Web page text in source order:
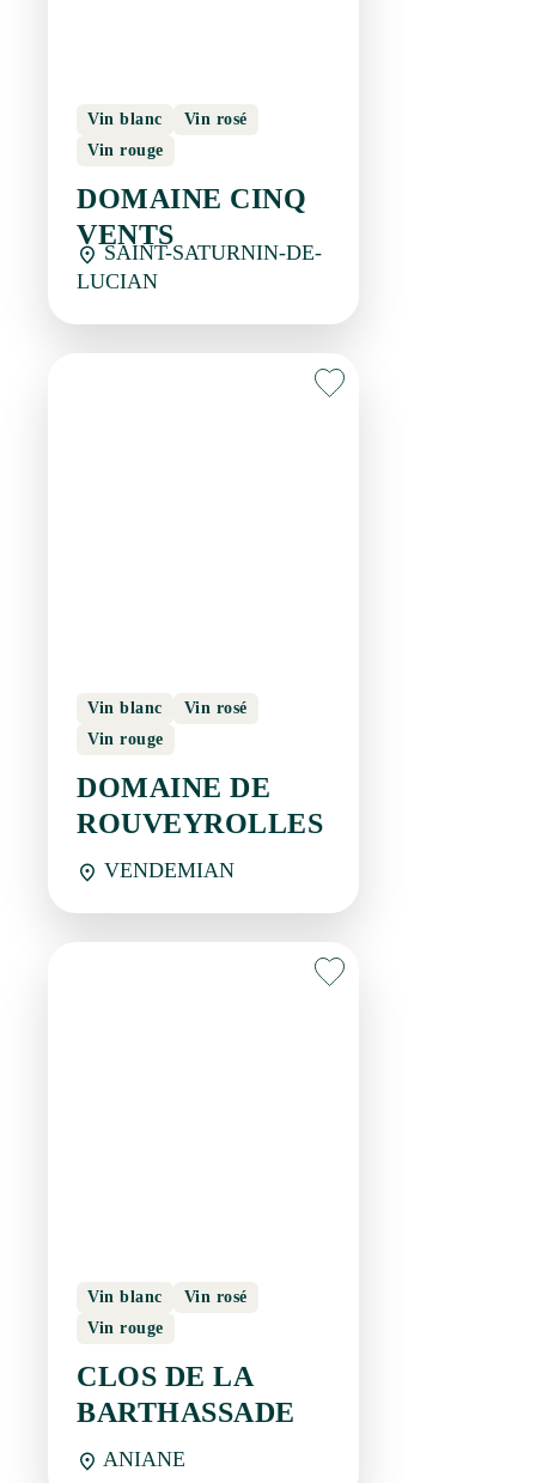
Vin blanc
Vin rosé
Vin rouge
DOMAINE CINQ
VENTS
SAINT-SATURNIN-DE-
LUCIAN
Vin blanc
Vin rosé
Vin rouge
DOMAINE DE
ROUVEYROLLES
VENDEMIAN
Vin blanc
Vin rosé
Vin rouge
CLOS DE LA
BARTHASSADE
ANIANE